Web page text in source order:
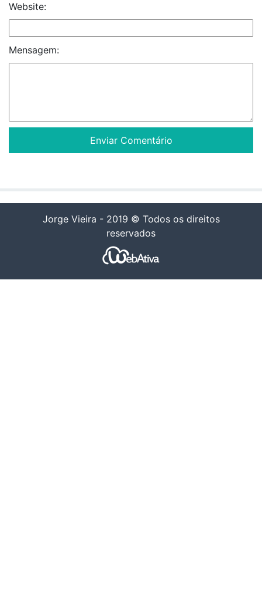
Website:
Mensagem:
Jorge Vieira - 2019 © Todos os direitos
reservados